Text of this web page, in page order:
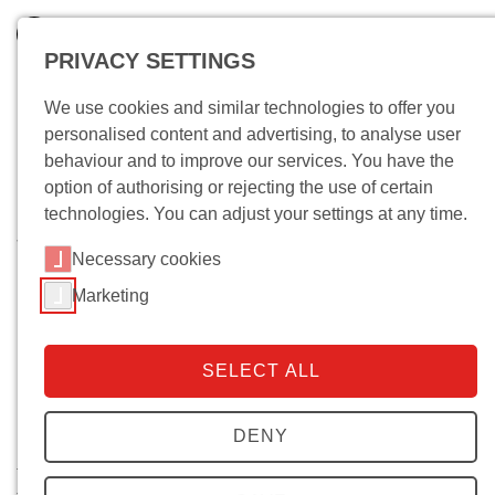
Wo bin ich?
Lectures and Discussions
L
isten, watch or read recordings of lectures (or
Institute.
Please click the “play” symbol to start each SoundCloud
file.
PRIVACY SETTINGS
We use cookies and similar technologies to offer you
personalised content and advertising, to analyse user
behaviour and to improve our services. You have the
option of authorising or rejecting the use of certain
technologies. You can adjust your settings at any time.
Necessary cookies
Marketing
SELECT ALL
DENY